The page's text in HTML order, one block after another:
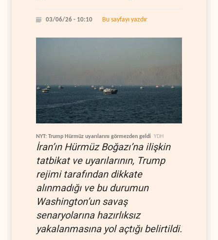
03/06/26 - 10:10 Bu sayfayı yazdır
NYT: Trump Hürmüz uyarılarını görmezden geldi YDH
İran’ın Hürmüz Boğazı’na ilişkin
tatbikat ve uyarılarının, Trump
rejimi tarafından dikkate
alınmadığı ve bu durumun
Washington’un savaş
senaryolarına hazırlıksız
yakalanmasına yol açtığı belirtildi.